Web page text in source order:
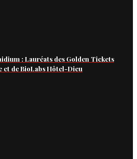
: Lauréats des Golden Tickets
et de BioLabs Hôtel-Dieu